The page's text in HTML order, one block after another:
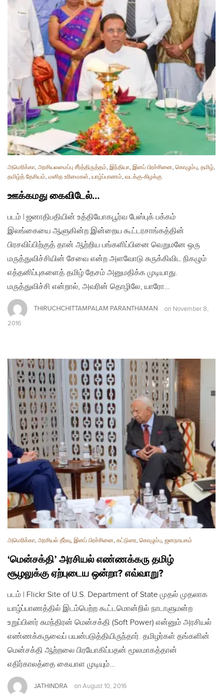
அமெரிக்கா, அரசியலமைப்பு சீர்த்திருத்தம், இந்தியா, இனப் பிரச்சினை, கொழும்பு, தமிழ்,
தமிழ்த் தேசியம், மனித உரிமைகள், யாழ்ப்பாணம், வடக்கு-கிழக்கு
ஊக்கமது கைவிடேல்…
படம் | ஜனாதிபதியின் உத்தியோகபூர்வ பேஸ்புக் பக்கம்
இலங்கையை ஆளுகின்ற இன்றைய கூட்டரசாங்கத்தின்
பிரசவிப்பிற்குத் தான் ஆற்றிய பங்களிப்பினை வெறுமனே ஒரு
மருத்துவிச்சியின் சேவை என்ற அளவோடு சுருக்கிவிட நிகழும்
எத்தனிப்புகளைத் தமிழ் தேசம் அனுமதிக்க முடியாது.
மருத்துவிச்சி என்றால், அவரின் தொழிலே, யாரோ…
THIRUCHCHITTAMPALAM PARANTHAMAN on November 8,
2016
அமெரிக்கா, அரசியல் தீர்வு, இனப் பிரச்சினை, கட்டுரை, கொழும்பு, ஜனநாயகம்
‘மென்சக்தி’ அரசியல் எண்ணக்கரு தமிழ்
சூழலுக்கு ஏற்புடைய ஒன்றா? எவ்வாறு?
படம் | Flickr Site of U.S. Department of State முதல் முதலாக
யாழ்ப்பாணத்தில் இடம்பெற்ற கூட்டமொன்றில் நாடாளுமன்ற
உறுப்பினர் சுமந்திரன் மென்சக்தி (Soft Power) என்னும் அரசியல்
எண்ணக்கருவைப் பயன்படுத்தியிருந்தார். தமிழர்கள் தங்களின்
மென்சக்தி ஆற்றலை பிரயோகிப்பதன் மூலமாகத்தான்
எதிர்காலத்தை கையாள முடியும்…
JATHINDRA on August 10, 2016